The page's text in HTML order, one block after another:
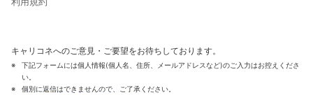
キャリコネへのご意見・ご要望をお待ちしております。
下記フォームには個人情報(個人名、住所、メールアドレスなど)のご入力はお控えくださ
い。
個別に返信はできませんので、ご了承ください。